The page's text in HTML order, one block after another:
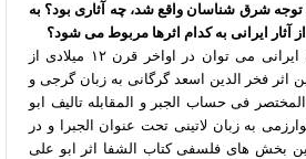
توجه شرق شناسان واقع شد، چه آثاری بود؟ به
آثار ایرانی به کدام اثرها مربوط می شود؟
از آثار ادیبان و دانشمندان ایرانی می توان در اواخر قرن ۱۲ میلادی از
اثر فخر الدین اسعد گرگانی به زبان گرجی و
کتاب المختصر فی حساب الجبر و المقابله تالیف ابو
به زبان لاتینی تحت عنوان الجبرا و در
ترین بخش های فلسفی کتاب الشفا اثر ابو علی